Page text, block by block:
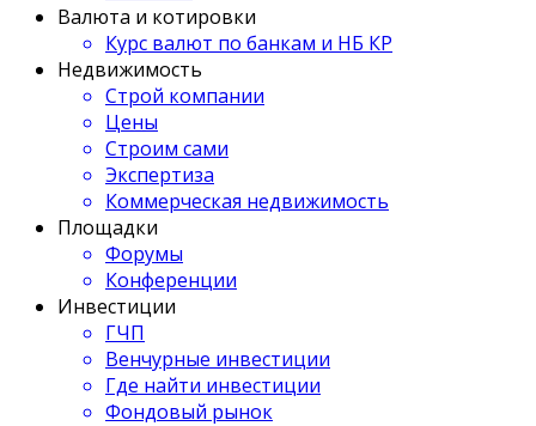
Валюта и котировки
Курс валют по банкам и НБ КР
Недвижимость
Строй компании
Цены
Строим сами
Экспертиза
Коммерческая недвижимость
Площадки
Форумы
Конференции
Инвестиции
ГЧП
Венчурные инвестиции
Где найти инвестиции
Фондовый рынок